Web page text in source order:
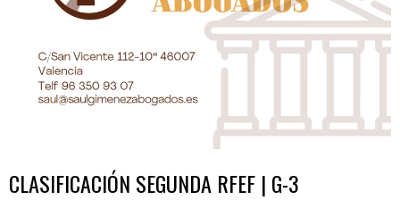
CLASIFICACIÓN SEGUNDA RFEF | G-3